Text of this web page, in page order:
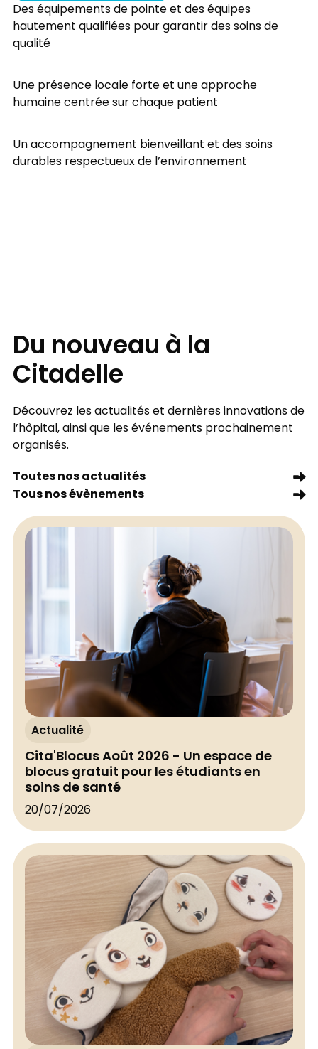
Des équipements de pointe et des équipes
hautement qualifiées pour garantir des soins de
qualité
Une présence locale forte et une approche
humaine centrée sur chaque patient
Un accompagnement bienveillant et des soins
durables respectueux de l’environnement
Du nouveau à la
Citadelle
Découvrez les actualités et dernières innovations de
l’hôpital, ainsi que les événements prochainement
organisés.
Toutes nos actualités
Tous nos évènements
Actualité
Cita'Blocus Août 2026 - Un espace de
blocus gratuit pour les étudiants en
soins de santé
20/07/2026